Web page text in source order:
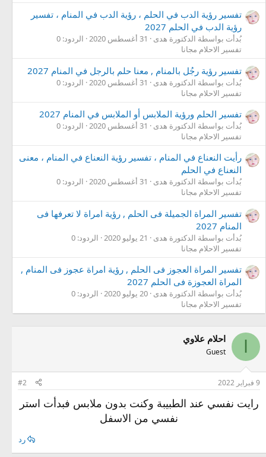
تفسير رؤية الدب في الحلم ، رؤية الدب في المنام ، تفسير
رؤية الدب في الحلم 2027
بُدأت بواسطة الدكتورة هدى 31 أغسطس 2020
الردود: 0
تفسير الاحلام مجانا
تفسير رؤية رجُل بالمنام , معنا حلم بالرجل في المنام 2027
بُدأت بواسطة الدكتورة هدى 31 أغسطس 2020
الردود: 0
تفسير الاحلام مجانا
تفسير الحلم ورؤية الملابس أو الملابس في المنام 2027
بُدأت بواسطة الدكتورة هدى 31 أغسطس 2020
الردود: 0
تفسير الاحلام مجانا
رأيت النعناع في المنام ، تفسير رؤية النعناع في المنام ، معنى
النعناع في الحلم
بُدأت بواسطة الدكتورة هدى 31 أغسطس 2020
الردود: 0
تفسير الاحلام مجانا
تفسير المراة الجميلة فى الحلم , رؤية امراة لا تعرفها فى
المنام 2027
بُدأت بواسطة الدكتورة هدى 21 يوليو 2020
الردود: 0
تفسير الاحلام مجانا
تفسير المراة العجوز فى الحلم , رؤية امراة عجوز فى المنام ,
المراة العجوزة فى الحلم 2027
بُدأت بواسطة الدكتورة هدى 20 يوليو 2020
الردود: 0
تفسير الاحلام مجانا
احلام علاوي
Guest
9 فبراير 2022 #2
رايت نفسي عند الطبيبة وكنت بدون ملابس فبدأت استر
نفسي من الاسفل
رد